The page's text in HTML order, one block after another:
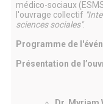
médico-sociaux
l'ouvrage collectif
sciences sociales".
Programme de
Présentation de